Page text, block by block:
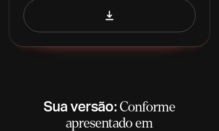
Sua versão: Conforme
apresentado em